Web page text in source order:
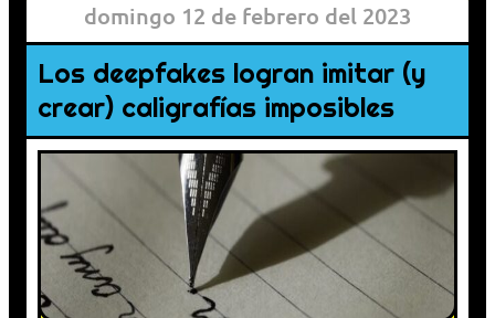
domingo 12 de febrero del 2023
Los deepfakes logran imitar (y
crear) caligrafías imposibles